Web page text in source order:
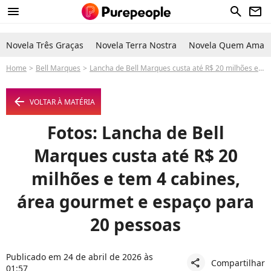
menu search newsletter
Novela Três Graças Novela Terra Nostra Novela Quem Ama
Home Bell Marques Lancha de Bell Marques custa até R$ 20 milhões e tem 4 cabines, área gourmet e espaço para 20 pessoas
arrow_left VOLTAR À MATÉRIA
Fotos: Lancha de Bell
Marques custa até R$ 20
milhões e tem 4 cabines,
área gourmet e espaço para
20 pessoas
Publicado em 24 de abril de 2026 às
01:57
share Compartilhar